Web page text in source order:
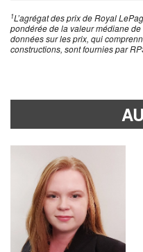
1L’agrégat des prix de Royal
pondérée de la valeur médiane
données sur les prix, qui
constructions, sont fournies par